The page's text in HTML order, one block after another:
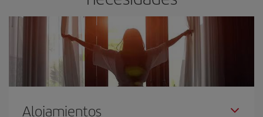
Alojamientos